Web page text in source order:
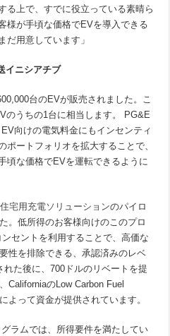
る上で、すでに役立っている素晴ら
様が手頃な価格でEVを導入できる
だ用意しています」
イニシアチブ
台のEVが販売されました。こ
のうちの1台に相当します。 PG&E
向けの電気料金にもインセンティ
ポートフォリオを拡大することで、
頃な価格でEVを運転できるように
住宅用充電ソリューションのパイロ
。低所得のお客様向けのこのプロ
セントを利用することで、高価な
性を排除できる、承認済みのレベ
た後に、700ドルのリベートを提
CaliforniaのLow Carbon Fuel
よって資金が提供されています。
グラムでは、所得要件を満たしてい